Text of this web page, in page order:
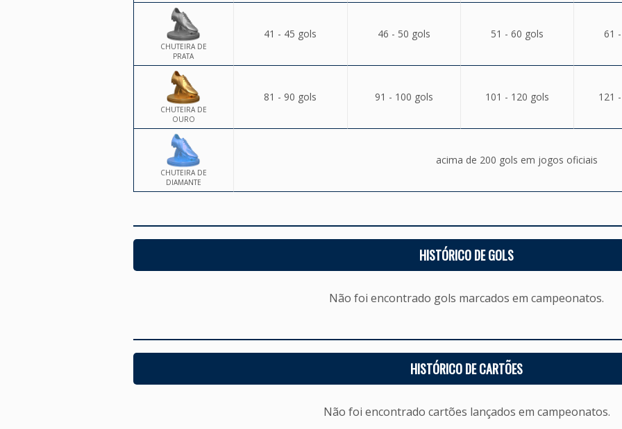
CHUTEIRA DE
PRATA
41 - 45 gols 46 - 50 gols 51 - 60 gols 61
CHUTEIRA DE
OURO
81 - 90 gols 91 - 100 gols 101 - 120 gols 121
CHUTEIRA DE
DIAMANTE
acima de 200 gols em jogos oficiais
HISTÓRICO DE GOLS
Não foi encontrado gols marcados em campeonatos.
HISTÓRICO DE CARTÕES
Não foi encontrado cartões lançados em campeonatos.